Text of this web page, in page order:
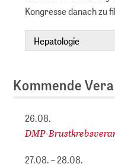
Kongresse danach zu
Kommende
26.08.
DMP-
27.08. – 28.08.